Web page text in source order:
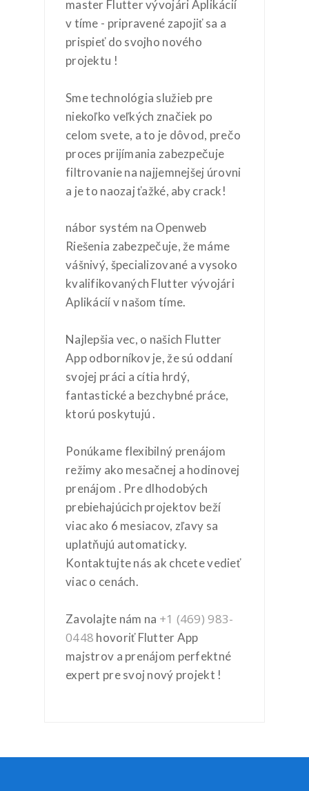
master Flutter vývojári Aplikácií
v tíme - pripravené zapojiť sa a
prispieť do svojho nového
projektu !
Sme technológia služieb pre
niekoľko veľkých značiek po
celom svete, a to je dôvod, prečo
proces prijímania zabezpečuje
filtrovanie na najjemnejšej úrovni
a je to naozaj ťažké, aby crack!
nábor systém na Openweb
Riešenia zabezpečuje, že máme
vášnivý, špecializované a vysoko
kvalifikovaných Flutter vývojári
Aplikácií v našom tíme.
Najlepšia vec, o našich Flutter
App odborníkov je, že sú oddaní
svojej práci a cítia hrdý,
fantastické a bezchybné práce,
ktorú poskytujú .
Ponúkame flexibilný prenájom
režimy ako mesačnej a hodinovej
prenájom . Pre dlhodobých
prebiehajúcich projektov beží
viac ako 6 mesiacov, zľavy sa
uplatňujú automaticky.
Kontaktujte nás ak chcete vedieť
viac o cenách.
Zavolajte nám na +1 (469) 983-
0448 hovoriť Flutter App
majstrov a prenájom perfektné
expert pre svoj nový projekt !